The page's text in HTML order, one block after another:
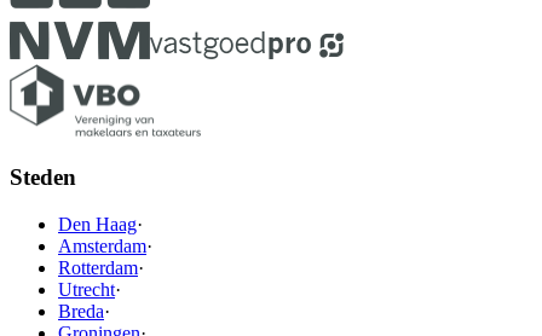
Steden
Den Haag·
Amsterdam·
Rotterdam·
Utrecht·
Breda·